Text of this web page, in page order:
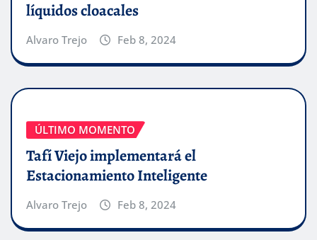
líquidos cloacales
Alvaro Trejo Feb 8, 2024
ÚLTIMO MOMENTO
Tafí Viejo implementará el
Estacionamiento Inteligente
Alvaro Trejo Feb 8, 2024